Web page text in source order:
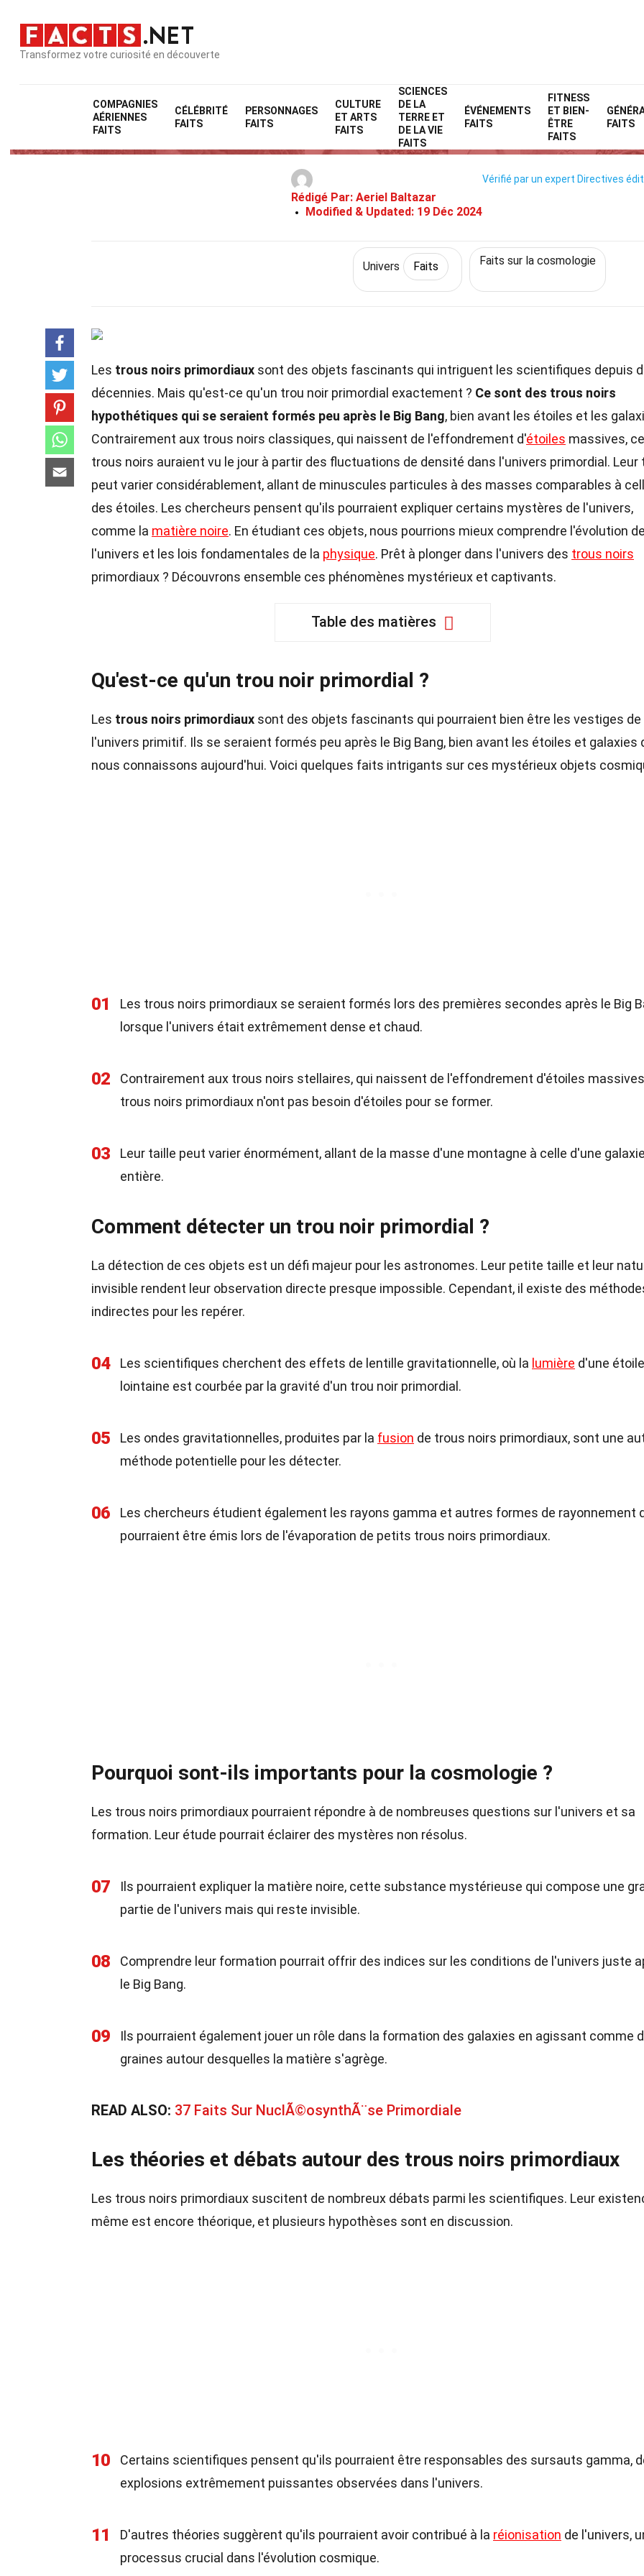
Transformez votre curiosité en découverte
COMPAGNIES
AÉRIENNES
FAITS
CÉLÉBRITÉ
FAITS
PERSONNAGES
FAITS
CULTURE
ET ARTS
FAITS
SCIENCES
DE LA
TERRE ET
DE LA VIE
FAITS
ÉVÉNEMENTS
FAITS
FITNESS
ET BIEN-
ÊTRE
FAITS
FAITS
Home Nature Faits
38 Faits Sur Trou Noir Primordial
Rédigé Par: Aeriel Baltazar
Modified & Updated: 19 Déc 2024
Vérifié par un expert Directives
Univers Faits Faits sur la cosmologie
Les trous noirs primordiaux sont des objets fascinants qui intriguent les scientifiques depuis
décennies. Mais qu'est-ce qu'un trou noir primordial exactement ? Ce sont des trous noirs
hypothétiques qui se seraient formés peu après le Big Bang, bien avant les étoiles et les
Contrairement aux trous noirs classiques, qui naissent de l'effondrement d'étoiles massives,
trous noirs auraient vu le jour à partir des fluctuations de densité dans l'univers primordial. Leur
peut varier considérablement, allant de minuscules particules à des masses comparables à
des étoiles. Les chercheurs pensent qu'ils pourraient expliquer certains mystères de l'univers,
comme la matière noire. En étudiant ces objets, nous pourrions mieux comprendre l'évolution de
l'univers et les lois fondamentales de la physique. Prêt à plonger dans l'univers des trous noirs
primordiaux ? Découvrons ensemble ces phénomènes mystérieux et captivants.
Table des matières
Qu'est-ce qu'un trou noir primordial ?
Les trous noirs primordiaux sont des objets fascinants qui pourraient bien être les vestiges de
l'univers primitif. Ils se seraient formés peu après le Big Bang, bien avant les étoiles et galaxies
nous connaissons aujourd'hui. Voici quelques faits intrigants sur ces mystérieux objets
01
Les trous noirs primordiaux se seraient formés lors des premières secondes après le Big
lorsque l'univers était extrêmement dense et chaud.
02
Contrairement aux trous noirs stellaires, qui naissent de l'effondrement d'étoiles
trous noirs primordiaux n'ont pas besoin d'étoiles pour se former.
03
Leur taille peut varier énormément, allant de la masse d'une montagne à celle d'une galaxie
entière.
Comment détecter un trou noir primordial ?
La détection de ces objets est un défi majeur pour les astronomes. Leur petite taille et leur
invisible rendent leur observation directe presque impossible. Cependant, il existe des
indirectes pour les repérer.
04 Les scientifiques cherchent des effets de lentille gravitationnelle, où la lumière d'une étoile
lointaine est courbée par la gravité d'un trou noir primordial.
05 Les ondes gravitationnelles, produites par la fusion de trous noirs primordiaux, sont une
méthode potentielle pour les détecter.
06
Les chercheurs étudient également les rayons gamma et autres formes de rayonnement
pourraient être émis lors de l'évaporation de petits trous noirs primordiaux.
Pourquoi sont-ils importants pour la cosmologie ?
Les trous noirs primordiaux pourraient répondre à de nombreuses questions sur l'univers et sa
formation. Leur étude pourrait éclairer des mystères non résolus.
07
Ils pourraient expliquer la matière noire, cette substance mystérieuse qui compose une
partie de l'univers mais qui reste invisible.
08
Comprendre leur formation pourrait offrir des indices sur les conditions de l'univers juste
le Big Bang.
09
Ils pourraient également jouer un rôle dans la formation des galaxies en agissant comme
graines autour desquelles la matière s'agrège.
READ ALSO: 37 Faits Sur NuclÃ©osynthÃ¨se Primordiale
Les théories et débats autour des trous noirs primordiaux
Les trous noirs primordiaux suscitent de nombreux débats parmi les scientifiques. Leur
même est encore théorique, et plusieurs hypothèses sont en discussion.
10
Certains scientifiques pensent qu'ils pourraient être responsables des sursauts gamma,
explosions extrêmement puissantes observées dans l'univers.
11 D'autres théories suggèrent qu'ils pourraient avoir contribué à la réionisation de l'univers,
processus crucial dans l'évolution cosmique.